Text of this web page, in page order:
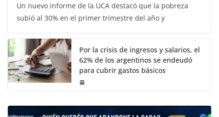
Un nuevo informe de la UCA destacó que la pobreza
subió al 30% en el primer trimestre del año y
Por la crisis de ingresos y salarios, el
62% de los argentinos se endeudó
para cubrir gastos básicos